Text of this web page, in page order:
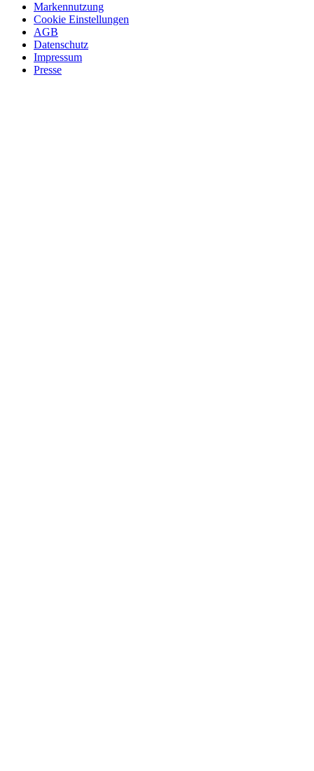
Markennutzung
Cookie Einstellungen
AGB
Datenschutz
Impressum
Presse